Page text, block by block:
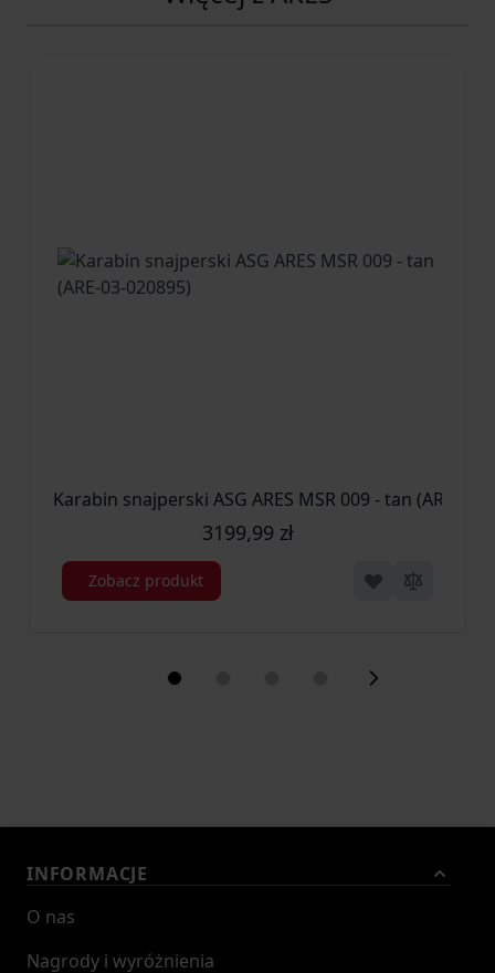
Karabin snajperski ASG ARES MSR 009 - tan (ARE-03-
3199,99 zł
Zobacz produkt
INFORMACJE
O nas
Nagrody i wyróżnienia